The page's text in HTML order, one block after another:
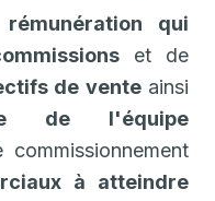
qui
et de
de venteainsi
de l'équipe
à atteindre